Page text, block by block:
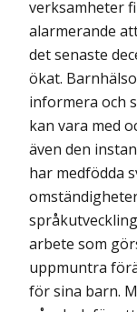
verksamheter
alarmerande
det senaste
ökat.
informera och
kan vara med
även den
har medfödda
arbete som
uppmuntra
för sina barn.